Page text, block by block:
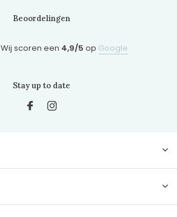
Beoordelingen
Wij scoren een 4,9/5 op Google
Stay up to date